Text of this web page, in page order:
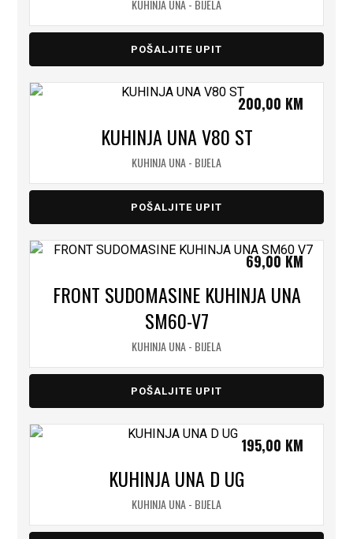
KUHINJA UNA - BIJELA
POŠALJITE UPIT
KUHINJA UNA V80 ST
KUHINJA UNA - BIJELA
200,00 KM
POŠALJITE UPIT
FRONT SUDOMASINE KUHINJA UNA
SM60-V7
KUHINJA UNA - BIJELA
69,00KM
POŠALJITE UPIT
KUHINJA UNA D UG
KUHINJA UNA - BIJELA
195,00 KM